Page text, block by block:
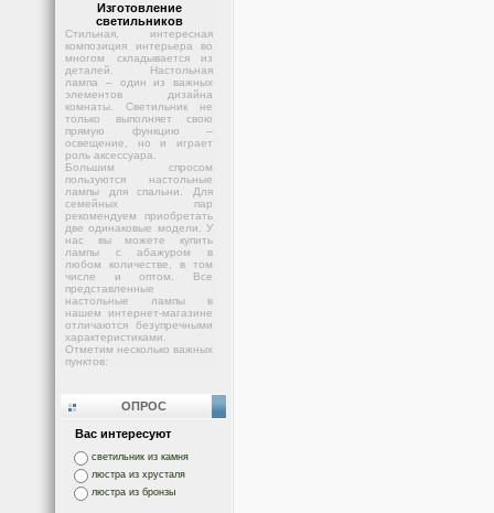
Изготовление
светильников
Стильная, интересная
композиция интерьера во
многом складывается из
деталей. Настольная
лампа – один из важных
элементов дизайна
комнаты. Светильник не
только выполняет свою
прямую функцию –
освещение, но и играет
роль аксессуара.
Большим спросом
пользуются настольные
лампы для спальни. Для
семейных пар
рекомендуем приобретать
две одинаковые модели. У
нас вы можете купить
лампы с абажуром в
любом количестве, в том
числе и оптом. Все
представленные
настольные лампы в
нашем интернет-магазине
отличаются безупречными
характеристиками.
Отметим несколько важных
пунктов:
ОПРОС
Вас интересуют
светильник из камня
люстра из хрусталя
люстра из бронзы